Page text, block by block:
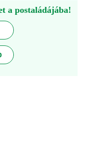
a postaládájába!